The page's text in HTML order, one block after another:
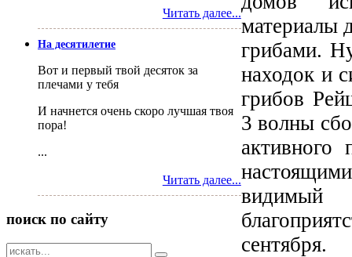
материалы
грибами.
находок и
грибов
3 волны
сентября.
Читать далее...
На десятилетие
Вот и первый твой десяток за
плечами у тебя
И начнется очень скоро лучшая твоя
пора!
...
Читать далее...
поиск по сайту